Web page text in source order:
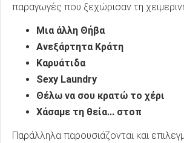
παραγωγές που ξεχώρισαν τη
Μια άλλη Θήβα
Ανεξάρτητα Κράτη
Καρυάτιδα
Sexy Laundry
Θέλω να σου κρατώ το χέρι
Χάσαμε τη θεία... στοπ
Παράλληλα παρουσιάζονται και